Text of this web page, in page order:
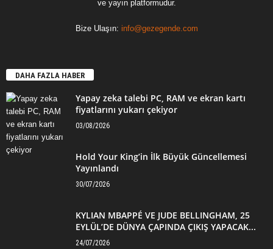
ve yayın platformudur.
Bize Ulaşın: info@gezegende.com
DAHA FAZLA HABER
Yapay zeka talebi PC, RAM ve ekran kartı
fiyatlarını yukarı çekiyor
03/08/2026
Hold Your King’in İlk Büyük Güncellemesi
Yayınlandı
30/07/2026
KYLIAN MBAPPÉ VE JUDE BELLINGHAM, 25
EYLÜL’DE DÜNYA ÇAPINDA ÇIKIŞ YAPACAK...
24/07/2026